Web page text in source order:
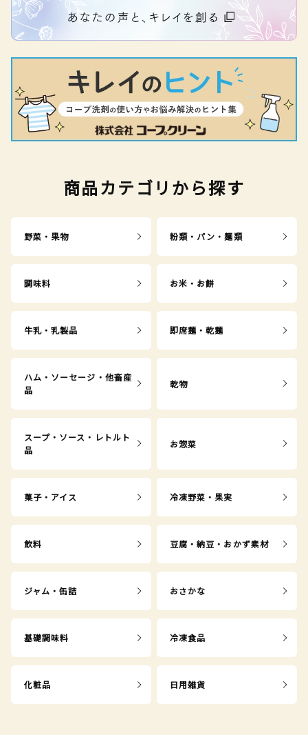
商品カテゴリから探す
野菜・果物 粉類・パン・麺類
調味料 お米・お餅
牛乳・乳製品 即席麺・乾麺
ハム・ソーセージ・他畜産
品
乾物
スープ・ソース・レトルト
品
お惣菜
菓子・アイス 冷凍野菜・果実
飲料 豆腐・納豆・おかず素材
ジャム・缶詰 おさかな
基礎調味料 冷凍食品
化粧品 日用雑貨